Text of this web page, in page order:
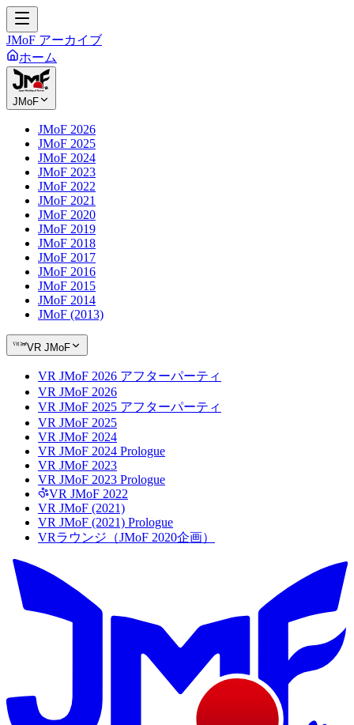
JMoF アーカイブ
ホーム
JMoF
JMoF 2026
JMoF 2025
JMoF 2024
JMoF 2023
JMoF 2022
JMoF 2021
JMoF 2020
JMoF 2019
JMoF 2018
JMoF 2017
JMoF 2016
JMoF 2015
JMoF 2014
JMoF (2013)
VR JMoF
VR JMoF 2026 アフターパーティ
VR JMoF 2026
VR JMoF 2025 アフターパーティ
VR JMoF 2025
VR JMoF 2024
VR JMoF 2024 Prologue
VR JMoF 2023
VR JMoF 2023 Prologue
VR JMoF 2022
VR JMoF (2021)
VR JMoF (2021) Prologue
VRラウンジ（JMoF 2020企画）